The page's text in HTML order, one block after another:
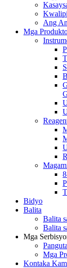
Ang
Mga
Bidyo
Balita
Balita
Balita
Mga
Mga
Kontaka